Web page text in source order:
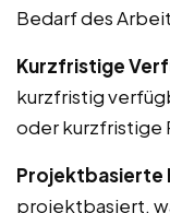
Bedarf des
Kurzfristige
kurzfristig
oder kurzfristige
Projektbasierte
projektbasiert,